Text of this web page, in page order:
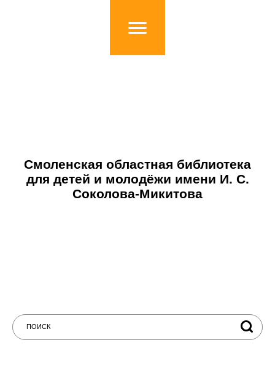
Смоленская областная библиотека
для детей и молодёжи имени И. С.
Соколова-Микитова